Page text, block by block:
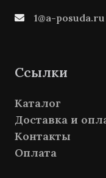
1@a-posuda.ru
Ссылки
Каталог
Доставка и
Контакты
Оплата